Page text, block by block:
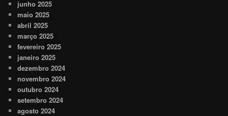
junho 2025
maio 2025
abril 2025
março 2025
fevereiro 2025
janeiro 2025
dezembro 2024
novembro 2024
outubro 2024
setembro 2024
agosto 2024